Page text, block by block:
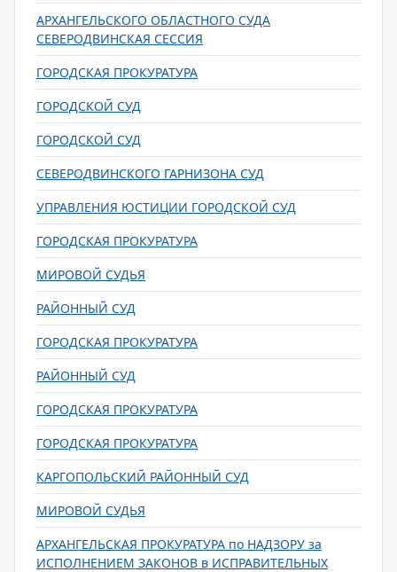
АРХАНГЕЛЬСКОГО ОБЛАСТНОГО СУДА
СЕВЕРОДВИНСКАЯ СЕССИЯ
ГОРОДСКАЯ ПРОКУРАТУРА
ГОРОДСКОЙ СУД
ГОРОДСКОЙ СУД
СЕВЕРОДВИНСКОГО ГАРНИЗОНА СУД
УПРАВЛЕНИЯ ЮСТИЦИИ ГОРОДСКОЙ СУД
ГОРОДСКАЯ ПРОКУРАТУРА
МИРОВОЙ СУДЬЯ
РАЙОННЫЙ СУД
ГОРОДСКАЯ ПРОКУРАТУРА
РАЙОННЫЙ СУД
ГОРОДСКАЯ ПРОКУРАТУРА
ГОРОДСКАЯ ПРОКУРАТУРА
КАРГОПОЛЬСКИЙ РАЙОННЫЙ СУД
МИРОВОЙ СУДЬЯ
АРХАНГЕЛЬСКАЯ ПРОКУРАТУРА по НАДЗОРУ за
ИСПОЛНЕНИЕМ ЗАКОНОВ в ИСПРАВИТЕЛЬНЫХ